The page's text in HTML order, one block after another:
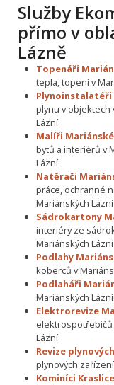
Služby
přímo v
Lázně
Topenáři
tepla, topení v
Plynoinstalatéři
plynu v objektech
Lázní
Malíři
bytů a interiérů v
Lázní
Natěrači
práce, ochranné
Mariánských Lázní
Sádrokartony
interiéry ze
Mariánských Lázní
Podlahy
koberců v
Podlaháři
Mariánských
Elektrorevize
elektrospotřebičů
Lázní
Revize
plynových
Kominíci Kraslice